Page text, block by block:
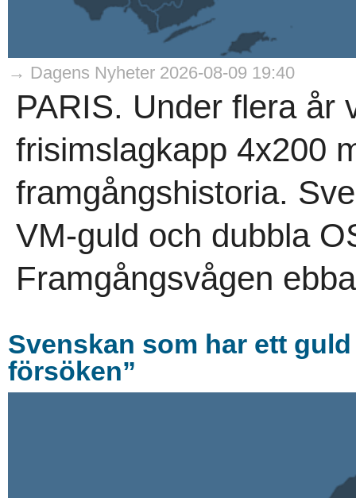
→ Dagens Nyheter 2026-08-09 19:40
PARIS. Under flera år
frisimslagkapp 4x200
framgångshistoria.
VM-guld och dubbla
Framgångsvågen
Svenskan som har ett
försöken”